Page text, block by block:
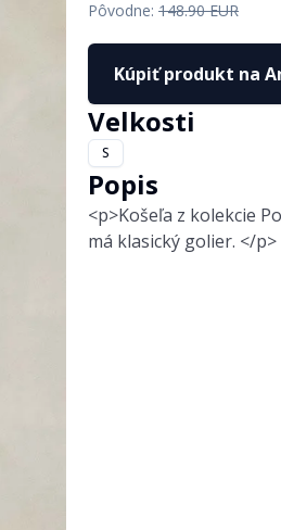
Na klinovom podpätku
Tenisky
Poltopánky, mokasíny
Domáca obuv
Lodičky
Kraťasy
Svetre
Mikiny
Sukne
Pôvodne: 148.90 EUR
Kúpiť produkt na
Velkosti
S
Popis
<p>Košeľa z kolekcie
má klasický golier. </p>